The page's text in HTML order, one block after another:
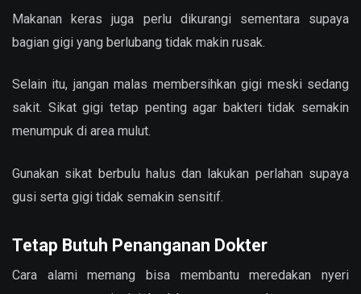
Makanan keras juga perlu dikurangi sementara supaya
bagian gigi yang berlubang tidak makin rusak.
Selain itu, jangan malas membersihkan gigi meski sedang
sakit. Sikat gigi tetap penting agar bakteri tidak semakin
menumpuk di area mulut.
Gunakan sikat berbulu halus dan lakukan perlahan supaya
gusi serta gigi tidak semakin sensitif.
Tetap Butuh Penanganan Dokter
Cara alami memang bisa membantu meredakan nyeri